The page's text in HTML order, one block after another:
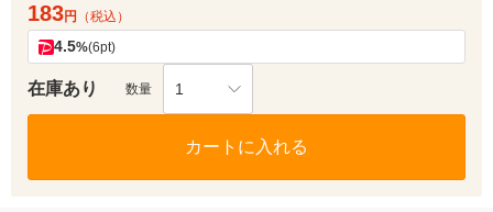
183円 （税込）
4.5%(6pt)
在庫あり 数量 1
カートに入れる